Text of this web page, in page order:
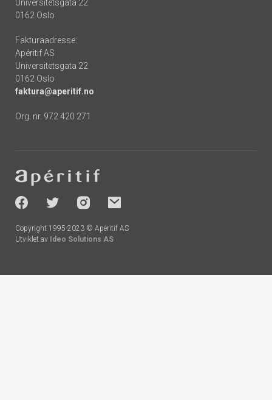
Universitetsgata 22
0162 Oslo
Fakturaadresse:
Apéritif AS
Universitetsgata 22
0162 Oslo
faktura@aperitif.no
Org. nr. 972 420 271
-
socials
Copyright 1995-2023 © Apéritif AS
Utviklet av Ideo Solutions AS